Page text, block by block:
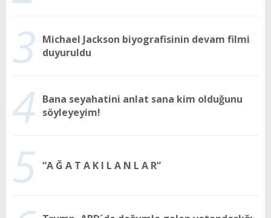
3 Michael Jackson biyografisinin devam filmi
duyuruldu
4 Bana seyahatini anlat sana kim olduğunu
söyleyeyim!
5 “A Ğ A T A K I L A N L A R”